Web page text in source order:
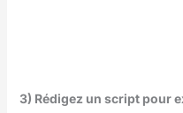
3) Rédigez un script pour